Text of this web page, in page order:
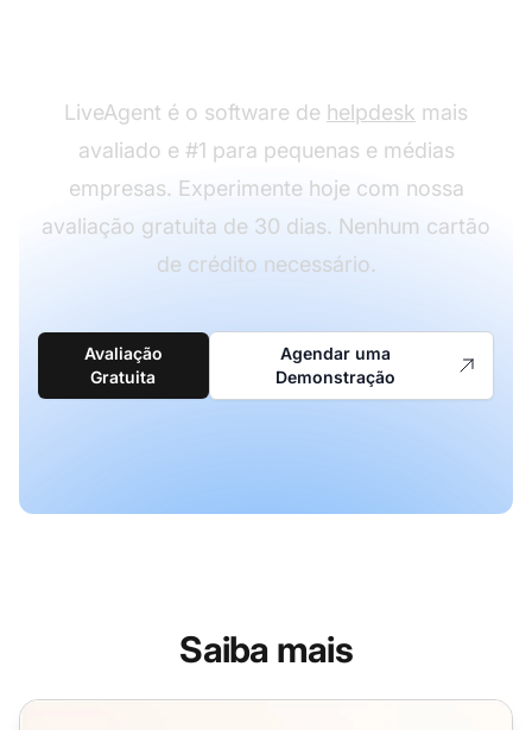
LiveAgent é o software de helpdesk mais
avaliado e #1 para pequenas e médias
empresas. Experimente hoje com nossa
avaliação gratuita de 30 dias. Nenhum cartão
de crédito necessário.
Avaliação
Gratuita
Agendar uma
Demonstração
Saiba mais
Modelos de Resposta para Perguntas sobre Horário de